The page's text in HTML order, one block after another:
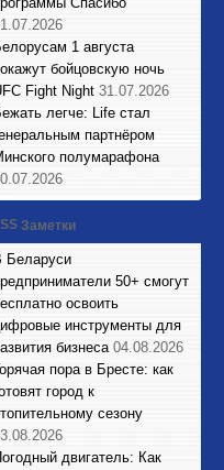
1 августа
бойцовскую ночь
Fight Night 31.07.2026
легче: Life стал
партнёром
полумарафона
Заметки
Беларуси
50+ смогут
освоить
инструменты для
бизнеса 04.08.2026
пора в Бресте: как
город к
сезону
двигатель: Как